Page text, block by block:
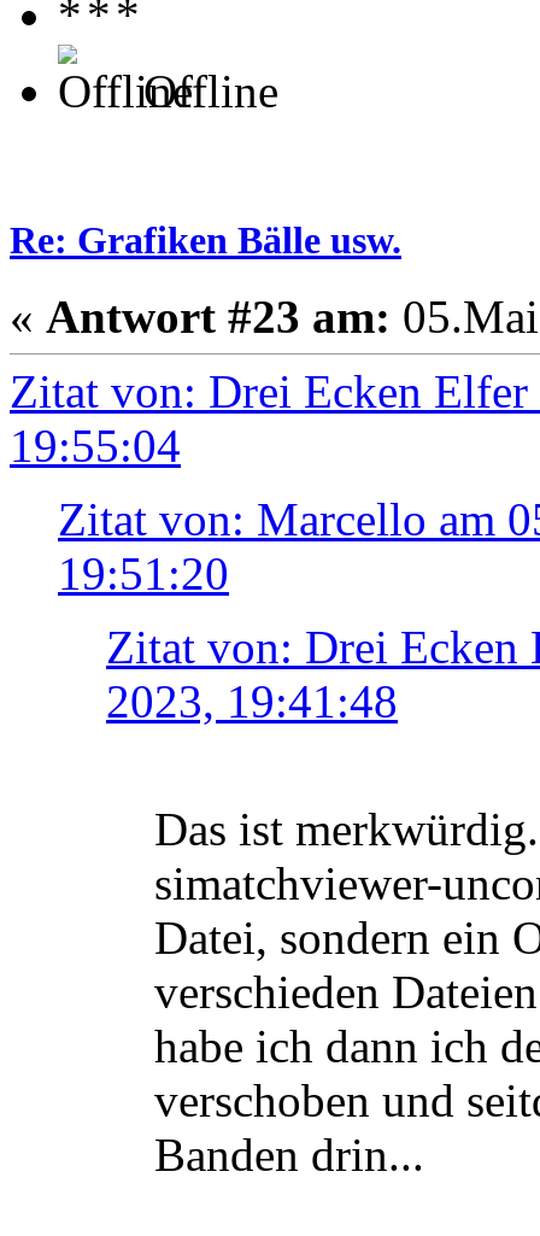
Offline
Re: Grafiken Bälle usw.
« Antwort #23 am:
Zitat von: Drei Ecken Elfer
19:55:04
Zitat von: Marcello am
19:51:20
Zitat von: Drei Ecken
2023, 19:41:48
Das ist
simatchviewer-
Datei, sondern ein
verschieden
habe ich dann ich
verschoben und
Banden drin...